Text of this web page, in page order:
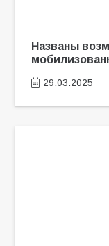
Названы
29.03.2025